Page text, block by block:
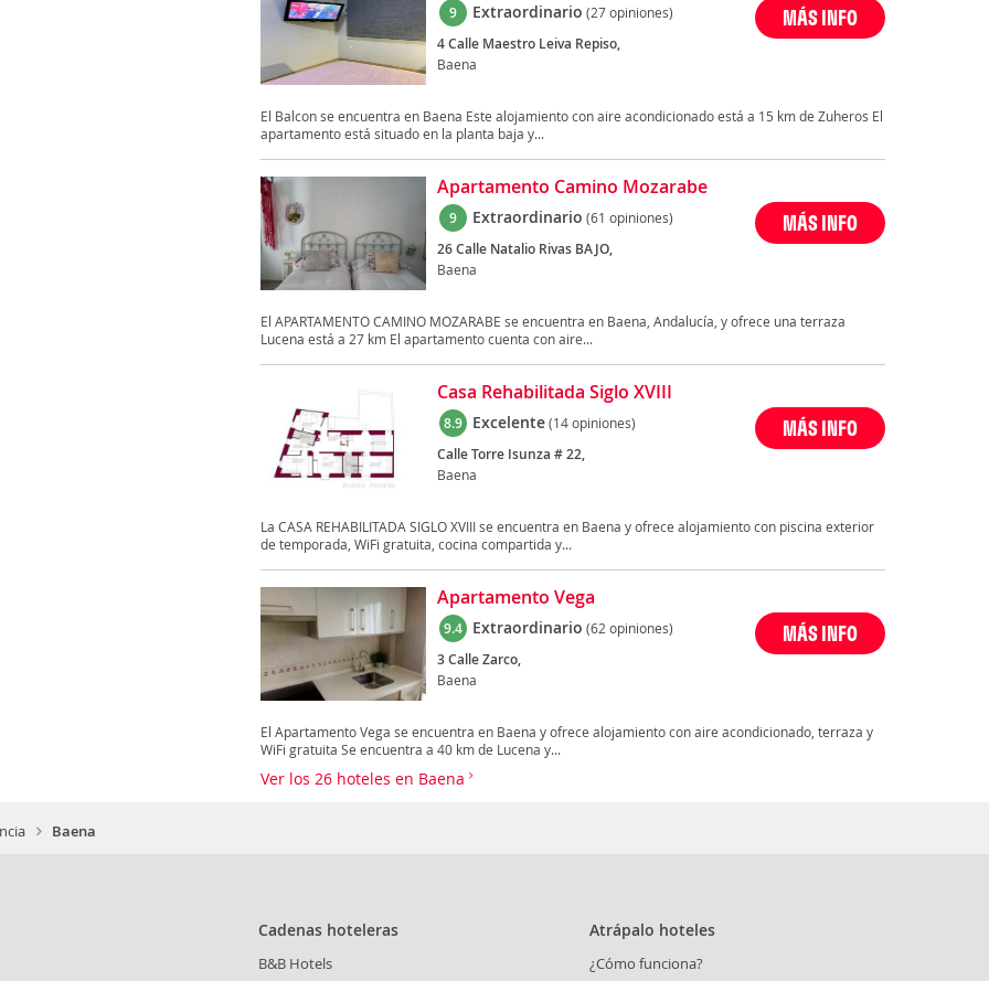
9 Extraordinario (27 opiniones)
4 Calle Maestro Leiva Repiso,
Baena
MÁS INFO
El Balcon se encuentra en Baena Este alojamiento con aire acondicionado está a 15 km de Zuheros El
apartamento está situado en la planta baja y...
Apartamento Camino Mozarabe
9 Extraordinario (61 opiniones)
26 Calle Natalio Rivas BAJO,
Baena
MÁS INFO
El APARTAMENTO CAMINO MOZARABE se encuentra en Baena, Andalucía, y ofrece una terraza
Lucena está a 27 km El apartamento cuenta con aire...
Casa Rehabilitada Siglo XVIII
8.9 Excelente(14 opiniones)
Calle Torre Isunza # 22,
Baena
MÁS INFO
La CASA REHABILITADA SIGLO XVIII se encuentra en Baena y ofrece alojamiento con piscina exterior
de temporada, WiFi gratuita, cocina compartida y...
Apartamento Vega
9.4 Extraordinario (62 opiniones)
3 Calle Zarco,
Baena
MÁS INFO
El Apartamento Vega se encuentra en Baena y ofrece alojamiento con aire acondicionado, terraza y
WiFi gratuita Se encuentra a 40 km de Lucena y...
Ver los 26 hoteles en Baena
Baena
Cadenas hoteleras
B&B Hotels
Atrápalo hoteles
¿Cómo funciona?